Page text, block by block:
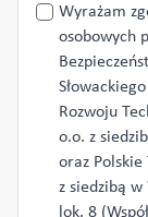
Przetwarzanie
danych
Wyrażam
osobowych
Rozwoju
o.o. z
oraz Polskie
z siedzibą
lok. 8